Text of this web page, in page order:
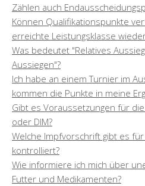
Zählen auch
Können Qualifikationspunkte
erreichte Leistungsklasse
Was bedeutet "Relatives
Aussiegen"?
Ich habe an einem Turnier im
kommen die Punkte in meine
Gibt es Voraussetzungen für die
oder DIM?
Welche Impfvorschrift gibt es
kontrolliert?
Wie informiere ich mich über
Futter und Medikamenten?